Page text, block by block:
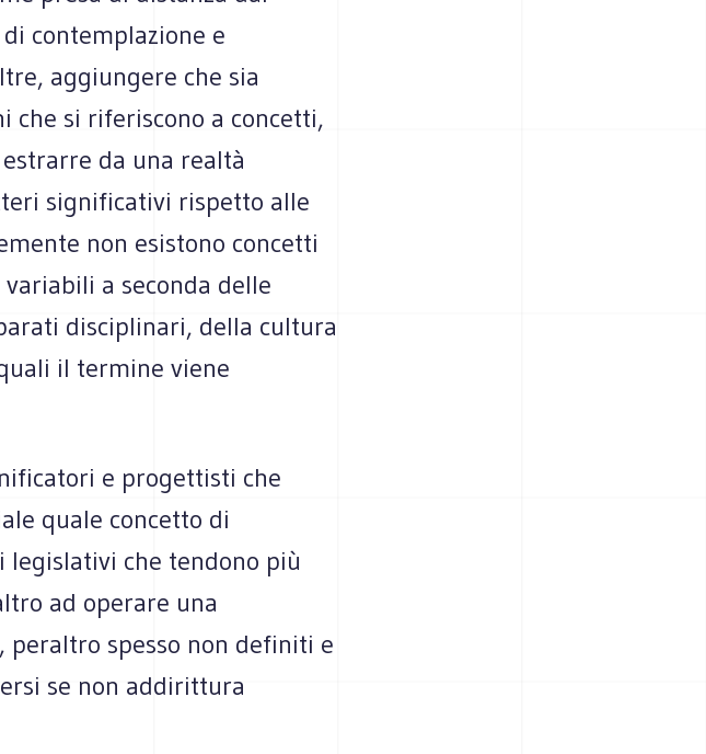
contemplazione e
aggiungere che sia
che si riferiscono a concetti,
da una realtà
significativi rispetto alle
non esistono concetti
a seconda delle
disciplinari, della cultura
il termine viene
e progettisti che
quale concetto di
legislativi che tendono più
ad operare una
spesso non definiti e
se non addirittura